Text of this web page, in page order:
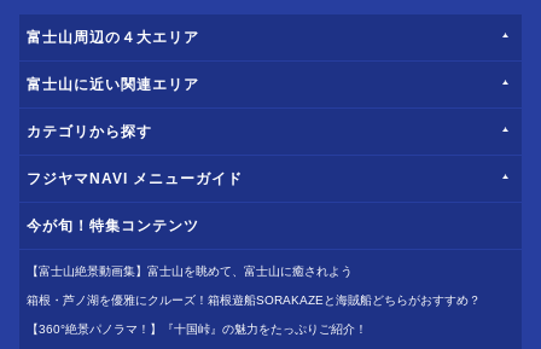
富士山周辺の４大エリア
富士山に近い関連エリア
カテゴリから探す
フジヤマNAVI メニューガイド
今が旬！特集コンテンツ
【富士山絶景動画集】富士山を眺めて、富士山に癒されよう
箱根・芦ノ湖を優雅にクルーズ！箱根遊船SORAKAZEと海賊船どちらがおすすめ？
【360°絶景パノラマ！】『十国峠』の魅力をたっぷりご紹介！